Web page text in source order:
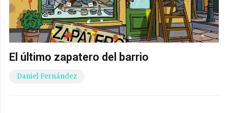
El último zapatero del barrio
Daniel Fernández